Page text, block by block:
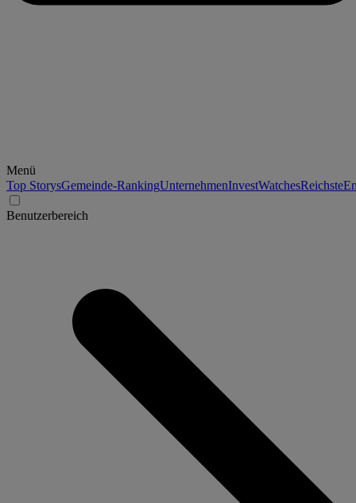
Menü
Top StorysGemeinde-RankingUnternehmenInvestWatchesReichste
Benutzerbereich